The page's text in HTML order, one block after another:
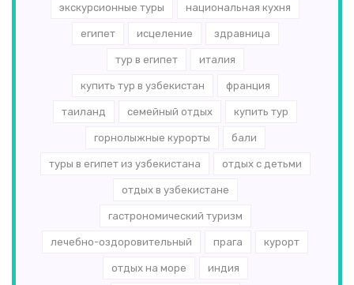
экскурсионные туры национальная кухня
египет исцеление здравница
тур в египет италия
купить тур в узбекистан франция
таиланд семейный отдых купить тур
горнолыжные курорты бали
туры в египет из узбекистана отдых с детьми
отдых в узбекистане
гастрономический туризм
лечебно-оздоровительный прага курорт
отдых на море индия